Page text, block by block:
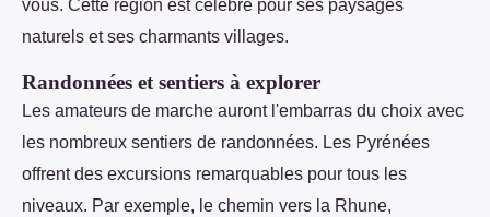
vous. Cette région est célèbre pour ses paysages
naturels et ses charmants villages.
Randonnées et sentiers à explorer
Les amateurs de marche auront l'embarras du choix avec
les nombreux sentiers de randonnées. Les Pyrénées
offrent des excursions remarquables pour tous les
niveaux. Par exemple, le chemin vers la Rhune,